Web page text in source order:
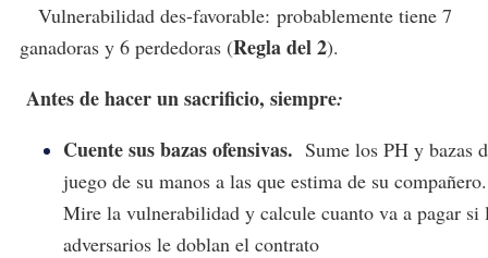
Vulnerabilidad des-favorable: probablemente tiene 7
ganadoras y 6 perdedoras (Regla del 2).
Antes de hacer un sacrificio, siempre:
Cuente sus bazas ofensivas. Sume los PH y bazas
juego de su manos a las que estima de su compañero.
Mire la vulnerabilidad y calcule cuanto va a pagar si
adversarios le doblan el contrato